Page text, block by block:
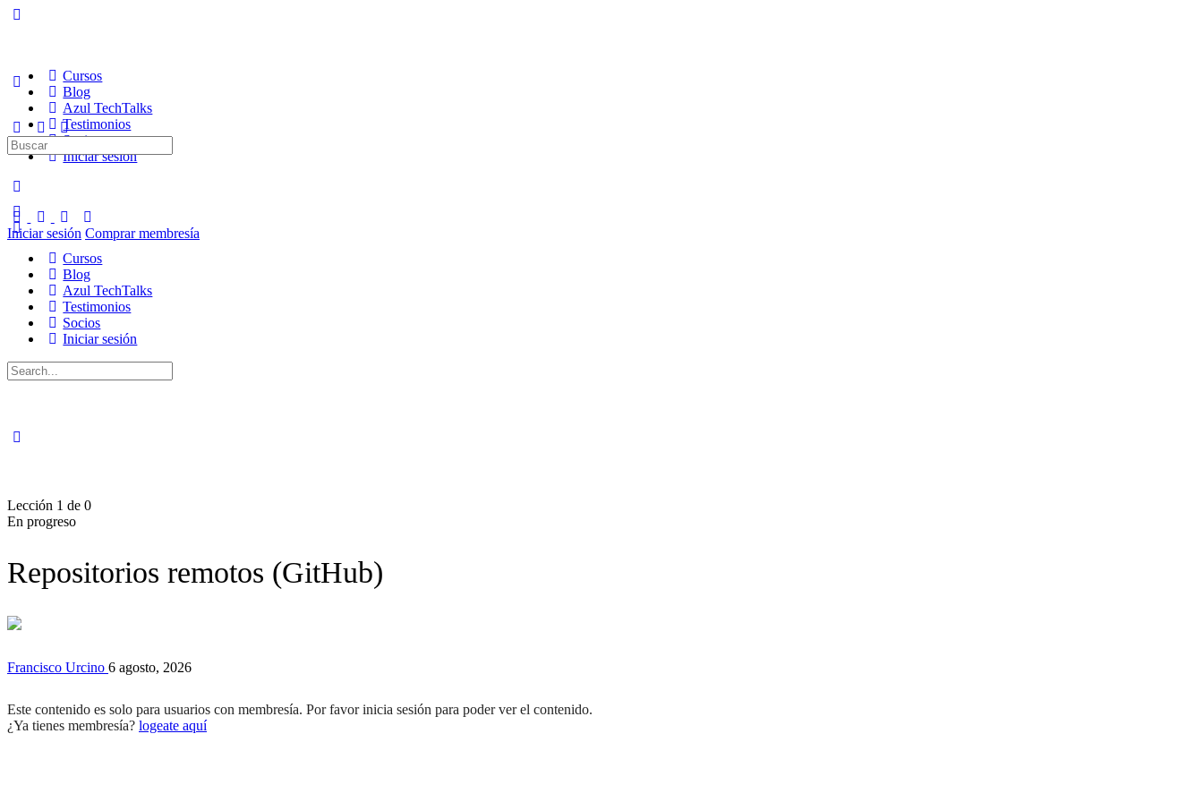
Cursos
Blog
Azul TechTalks
Testimonios
Socios
Iniciar sesión
Iniciar sesión Comprar membresía
Buscar:
Cursos
Blog
Azul TechTalks
Testimonios
Socios
Iniciar sesión
Buscar:
Lección 1 de 0
En progreso
Repositorios remotos (GitHub)
Francisco Urcino 6 agosto, 2026
Este contenido es solo para usuarios con membresía. Por favor inicia sesión para poder ver el contenido.
¿Ya tienes membresía? logeate aquí